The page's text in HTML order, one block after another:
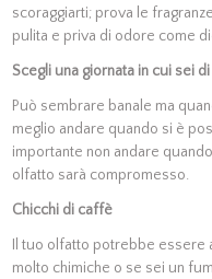
scoraggiarti; prova le
pulita e priva di odore come
Scegli una giornata in cui sei
Può sembrare banale ma
meglio andare quando si è
importante non andare
olfatto sarà compromesso.
Chicchi di caffè
Il tuo olfatto potrebbe essere
molto chimiche o se sei un